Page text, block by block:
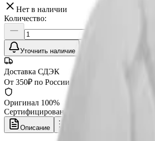
Нет в наличии
Количество:
Уточнить наличие
Доставка СДЭК
От 350₽ по России
Оригинал 100%
Сертифицированный товар
Описание